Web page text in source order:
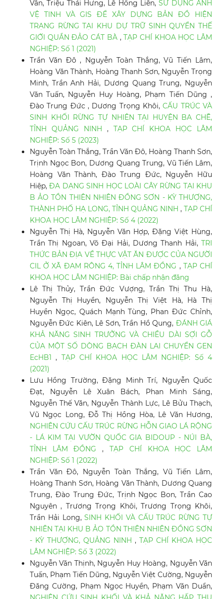
Vân, Triệu Thái Hưng, Lê Hồng Liên,SỬ DỤNG ẢNH
VỆ TINH VÀ GIS ĐỂ XÂY DỰNG BẢN ĐỒ HIỆN
TRẠNG RỪNG TẠI KHU DỰ TRỮ SINH QUYỂN THẾ
GIỚI QUẦN ĐẢO CÁT BÀ ,TẠP CHÍ KHOA HỌC LÂM
NGHIỆP: Số 1 (2021)
Trần Văn Đô , Nguyễn Toàn Thắng, Vũ Tiến Lâm,
Hoàng Văn Thành, Hoàng Thanh Sơn, Nguyễn Trọng
Minh, Trần Anh Hải, Dương Quang Trung, Nguyễn
Văn Tuấn, Nguyễn Huy Hoàng, Phạm Tiến Dũng ,
Đào Trung Đức , Dương Trọng Khôi,CẤU TRÚC VÀ
SINH KHỐI RỪNG TỰ NHIÊN TẠI HUYỆN BA CHẼ,
TỈNH QUẢNG NINH , TẠP CHÍ KHOA HỌC LÂM
NGHIỆP: Số 5 (2023)
Nguyễn Toàn Thắng, Trần Văn Đô, Hoàng Thanh Sơn,
Trịnh Ngọc Bon, Dương Quang Trung, Vũ Tiến Lâm,
Hoàng Văn Thành, Đào Trung Đức, Nguyễn Hữu
Hiệp,ĐA DẠNG SINH HỌC LOÀI CÂY RỪNG TẠI KHU
B ẢO TỒN THIÊN NHIÊN ĐỒNG SƠN - KỲ THƯỢNG,
THÀNH PHỐ HẠ LONG, TỈNH QUẢNG NINH,TẠP CHÍ
KHOA HỌC LÂM NGHIỆP: Số 4 (2022)
Nguyễn Thị Hà, Nguyễn Văn Hợp, Đặng Việt Hùng,
Trần Thị Ngoan, Võ Đại Hải, Dương Thanh Hải,TRI
THỨC BẢN ĐỊA VỀ THỰC VẬT ĂN ĐƯỢC CỦA NGƯỜI
CIL Ở XÃ ĐAM RÔNG 4, TỈNH LÂM ĐỒNG , TẠP CHÍ
KHOA HỌC LÂM NGHIỆP: Bài chấp nhận đăng
Lê Thị Thủy, Trần Đức Vượng, Trần Thị Thu Hà,
Nguyễn Thị Huyền, Nguyễn Thị Việt Hà, Hà Thị
Huyền Ngọc, Quách Mạnh Tùng, Phan Đức Chỉnh,
Nguyễn Đức Kiên, Lê Sơn, Trần Hồ Qung, ĐÁNH GIÁ
KHẢ NĂNG SINH TRƯỞNG VÀ CHIỀU DÀI SỢI GỖ
CỦA MỘT SỐ DÒNG BẠCH ĐÀN LAI CHUYỂN GEN
EcHB1, TẠP CHÍ KHOA HỌC LÂM NGHIỆP: Số 4
(2021)
Lưu Hồng Trường, Đặng Minh Trí, Nguyễn Quốc
Đạt, Nguyễn Lê Xuân Bách, Phan Minh Sáng,
Nguyễn Thế Văn, Nguyễn Thành Lực, Lê Bửu Thạch,
Vũ Ngọc Long, Đỗ Thị Hồng Hòa, Lê Văn Hương,
NGHIÊN CỨU CẤU TRÚC RỪNG HỖN GIAO LÁ RỘNG
- LÁ KIM TẠI VƯỜN QUỐC GIA BIDOUP - NÚI BÀ,
TỈNH LÂM ĐỒNG,TẠP CHÍ KHOA HỌC LÂM
NGHIỆP: Số 1 (2022)
Trần Văn Đô, Nguyễn Toàn Thắng, Vũ Tiến Lâm,
Hoàng Thanh Sơn, Hoàng Văn Thành, Dương Quang
Trung, Đào Trung Đức, Trịnh Ngọc Bon, Trần Cao
Nguyên , Trương Trọng Khôi, Trương Trọng Khôi,
Trần Hải Long,SINH KHỐI VÀ CẤU TRÚC RỪNG TỰ
NHIÊN TẠI KHU B ẢO TỒN THIÊN NHIÊN ĐỒNG SƠN
- KỲ THƯỢNG, QUẢNG NINH,TẠP CHÍ KHOA HỌC
LÂM NGHIỆP: Số 3 (2022)
Nguyễn Văn Thịnh, Nguyễn Huy Hoàng, Nguyễn Văn
Tuấn, Phạm Tiến Dũng, Nguyễn Việt Cường, Nguyễn
Đăng Cường, Phạm Ngọc Huyền, Phạm Văn Duẩn,